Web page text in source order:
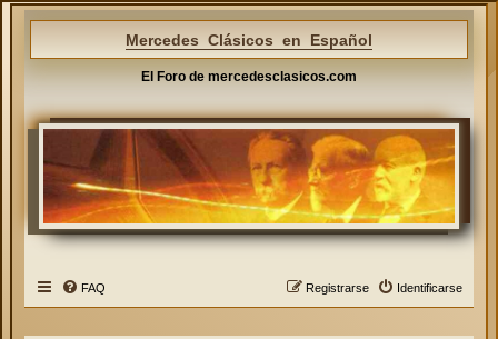
Mercedes Clásicos en Español
El Foro de mercedesclasicos.com
FAQ Identificarse
Registrarse